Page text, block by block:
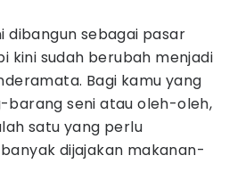
dibangun sebagai pasar
kini sudah berubah menjadi
Bagi kamu yang
barang seni atau oleh-oleh,
satu yang perlu
banyak dijajakan makanan-